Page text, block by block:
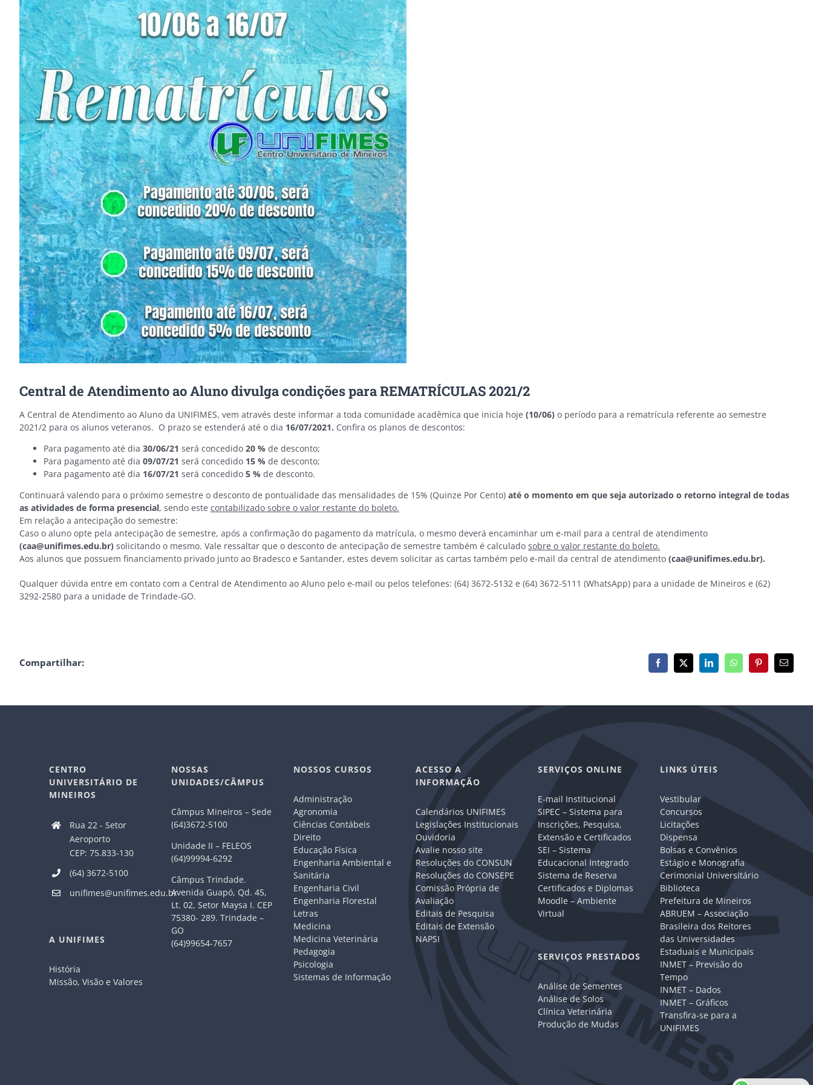
Image
Central de Atendimento ao Aluno divulga condições para REMATRÍCULAS 2021/2
A Central de Atendimento ao Aluno da UNIFIMES, vem através deste informar a toda comunidade acadêmica que inicia hoje (10/06)o período para a rematrícula referente ao semestre
2021/2 para os alunos veteranos. O prazo se estenderá até o dia 16/07/2021. Confira os planos de descontos:
Para pagamento até dia 30/06/21 será concedido 20 % de desconto;
Para pagamento até dia 09/07/21 será concedido 15 % de desconto;
Para pagamento até dia 16/07/21 será concedido 5 % de desconto.
Continuará valendo para o próximo semestre o desconto de pontualidade das mensalidades de 15% (Quinze Por Cento) até o momento em que seja autorizado o retorno integral de todas
as atividades de forma presencial, sendo este contabilizado sobre o valor restante do boleto.
Em relação a antecipação do semestre:
Caso o aluno opte pela antecipação de semestre, após a confirmação do pagamento da matrícula, o mesmo deverá encaminhar um e-mail para a central de atendimento
(caa@unifimes.edu.br)solicitando o mesmo. Vale ressaltar que o desconto de antecipação de semestre também é calculado sobre o valor restante do boleto.
Aos alunos que possuem financiamento privado junto ao Bradesco e Santander, estes devem solicitar as cartas também pelo e-mail da central de atendimento (caa@unifimes.edu.br).
Qualquer dúvida entre em contato com a Central de Atendimento ao Aluno pelo e-mail ou pelos telefones: (64) 3672-5132 e (64) 3672-5111 (WhatsApp) para a unidade de Mineiros e (62)
3292-2580 para a unidade de Trindade-GO.
Compartilhar: Facebook
X LinkedInWhatsAppPinterest
E-
mail
CENTRO
UNIVERSITÁRIO DE
MINEIROS
Rua 22 - Setor
Aeroporto
CEP: 75.833-130
(64) 3672-5100
unifimes@unifimes.edu.br
A UNIFIMES
História
Missão, Visão e Valores
NOSSAS
UNIDADES/CÂMPUS
Câmpus Mineiros – Sede
(64)3672-5100
Unidade II – FELEOS
(64)99994-6292
Câmpus Trindade.
Avenida Guapó, Qd. 45,
Lt. 02, Setor Maysa I. CEP
75380- 289. Trindade –
GO
(64)99654-7657
NOSSOS CURSOS
Administração
Agronomia
Ciências Contábeis
Direito
Educação Física
Engenharia Ambiental e
Sanitária
Engenharia Civil
Engenharia Florestal
Letras
Medicina
Medicina Veterinária
Pedagogia
Psicologia
Sistemas de Informação
ACESSO A
INFORMAÇÃO
Calendários UNIFIMES
Legislações Institucionais
Ouvidoria
Avalie nosso site
Resoluções do CONSUN
Resoluções do CONSEPE
Comissão Própria de
Avaliação
Editais de Pesquisa
Editais de Extensão
NAPSI
SERVIÇOS ONLINE
E-mail Institucional
SIPEC – Sistema para
Inscrições, Pesquisa,
Extensão e Certificados
SEI – Sistema
Educacional Integrado
Sistema de Reserva
Certificados e Diplomas
Moodle – Ambiente
Virtual
SERVIÇOS PRESTADOS
Análise de Sementes
Análise de Solos
Clínica Veterinária
Produção de Mudas
LINKS ÚTEIS
Vestibular
Concursos
Licitações
Dispensa
Bolsas e Convênios
Estágio e Monografia
Cerimonial Universitário
Biblioteca
Prefeitura de Mineiros
ABRUEM – Associação
Brasileira dos Reitores
das Universidades
Estaduais e Municipais
INMET – Previsão do
Tempo
INMET – Dados
INMET – Gráficos
Transfira-se para a
UNIFIMES